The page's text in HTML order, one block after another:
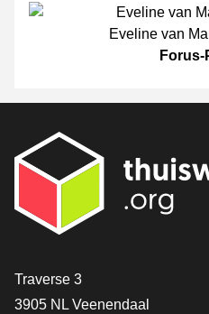
Eveline van
Forus-
[_General:Contact]
Traverse 3
3905 NL Veenendaal